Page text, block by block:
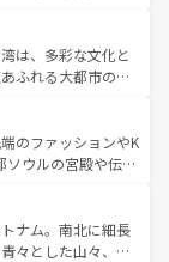
アンミュージッ
ハワイの魅力を彩
動が待っているハ
ル（エアーズロッ
ンズの熱帯雨林な
やワイン、オージ
サーフィンやダイ
きにはたまらな
に味わいつくそ
は、多彩な文化と
ふれる大都市の台
など、都市の喧騒
人に新しい発見と
台湾の食文化も魅
エティ豊かな料理
コンテンツ一覧を参
のファッションやK
ウルの宮殿や伝統
美を楽しむことが
ストリートフード
。夜には、韓国な
ナム。南北に細長
々とした山々、世